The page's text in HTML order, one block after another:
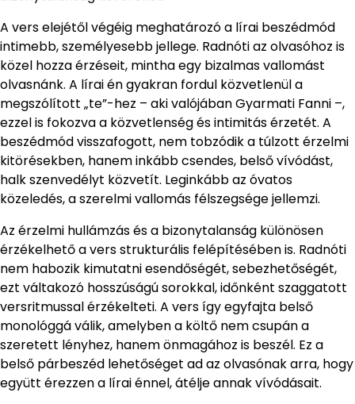
A vers elejétől végéig meghatározó a lírai beszédmód
intimebb, személyesebb jellege. Radnóti az olvasóhoz is
közel hozza érzéseit, mintha egy bizalmas vallomást
olvasnánk. A lírai én gyakran fordul közvetlenül a
megszólított „te”-hez – aki valójában Gyarmati Fanni –,
ezzel is fokozva a közvetlenség és intimitás érzetét. A
beszédmód visszafogott, nem tobzódik a túlzott érzelmi
kitörésekben, hanem inkább csendes, belső vívódást,
halk szenvedélyt közvetít. Leginkább az óvatos
közeledés, a szerelmi vallomás félszegsége jellemzi.
Az érzelmi hullámzás és a bizonytalanság különösen
érzékelhető a vers strukturális felépítésében is. Radnóti
nem habozik kimutatni esendőségét, sebezhetőségét,
ezt váltakozó hosszúságú sorokkal, időnként szaggatott
versritmussal érzékelteti. A vers így egyfajta belső
monológgá válik, amelyben a költő nem csupán a
szeretett lényhez, hanem önmagához is beszél. Ez a
belső párbeszéd lehetőséget ad az olvasónak arra, hogy
együtt érezzen a lírai énnel, átélje annak vívódásait.